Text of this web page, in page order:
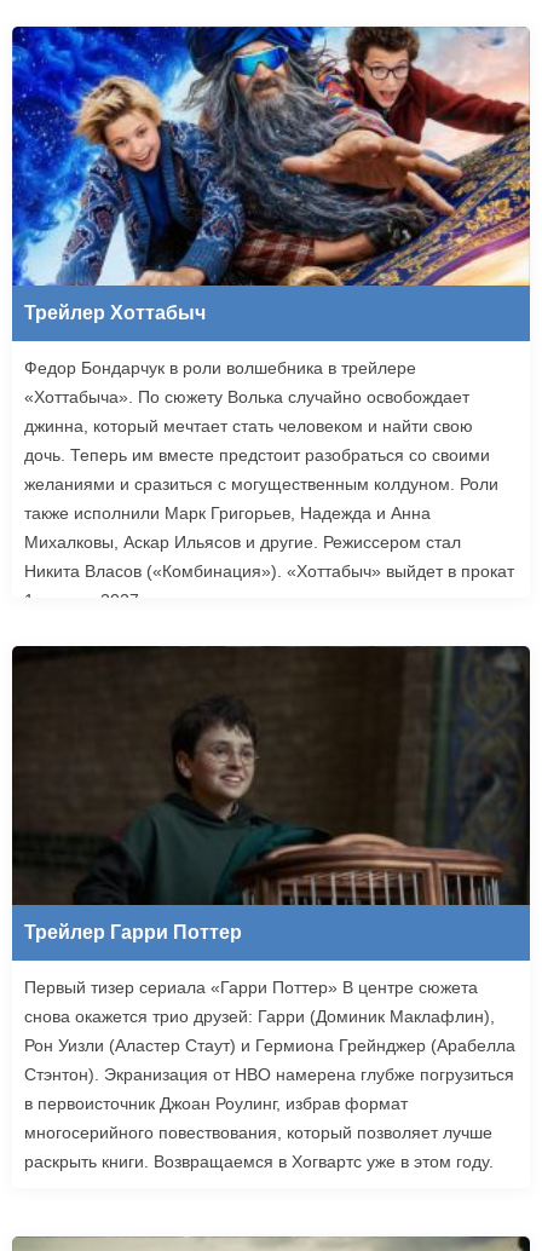
Трейлер Хоттабыч
Федор Бондарчук в роли волшебника в трейлере
«Хоттабыча». По сюжету Волька случайно освобождает
джинна, который мечтает стать человеком и найти свою
дочь. Теперь им вместе предстоит разобраться со своими
желаниями и сразиться с могущественным колдуном. Роли
также исполнили Марк Григорьев, Надежда и Анна
Михалковы, Аскар Ильясов и другие. Режиссером стал
Никита Власов («Комбинация»). «Хоттабыч» выйдет в прокат
1 января 2027 года.
Трейлер Гарри Поттер
Первый тизер сериала «Гарри Поттер» В центре сюжета
снова окажется трио друзей: Гарри (Доминик Маклафлин),
Рон Уизли (Аластер Стаут) и Гермиона Грейнджер (Арабелла
Стэнтон). Экранизация от HBO намерена глубже погрузиться
в первоисточник Джоан Роулинг, избрав формат
многосерийного повествования, который позволяет лучше
раскрыть книги. Возвращаемся в Хогвартс уже в этом году.